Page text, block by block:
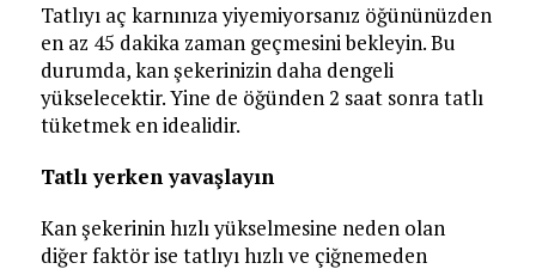
Tatlıyı aç karnınıza yiyemiyorsanız öğününüzden
en az 45 dakika zaman geçmesini bekleyin. Bu
durumda, kan şekerinizin daha dengeli
yükselecektir. Yine de öğünden 2 saat sonra tatlı
tüketmek en idealidir.
Tatlı yerken yavaşlayın
Kan şekerinin hızlı yükselmesine neden olan
diğer faktör ise tatlıyı hızlı ve çiğnemeden